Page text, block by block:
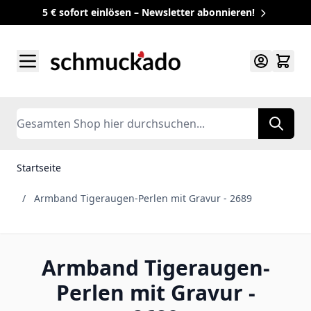
5 € sofort einlösen – Newsletter abonnieren!
Search
Startseite
/ Armband Tigeraugen-Perlen mit Gravur - 2689
Armband Tigeraugen-
Perlen mit Gravur -